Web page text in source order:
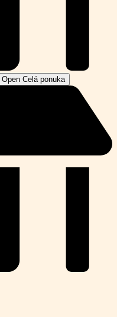
Open Celá ponuka